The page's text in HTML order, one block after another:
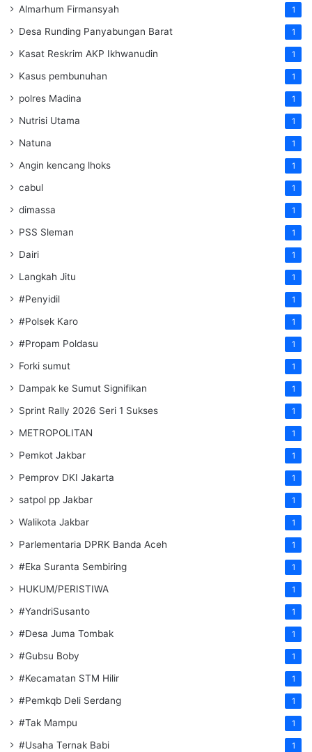
Almarhum Firmansyah 1
Desa Runding Panyabungan Barat 1
Kasat Reskrim AKP Ikhwanudin 1
Kasus pembunuhan 1
polres Madina 1
Nutrisi Utama 1
Natuna 1
Angin kencang lhoks 1
cabul 1
dimassa 1
PSS Sleman 1
Dairi 1
Langkah Jitu 1
#Penyidil 1
#Polsek Karo 1
#Propam Poldasu 1
Forki sumut 1
Dampak ke Sumut Signifikan 1
Sprint Rally 2026 Seri 1 Sukses 1
METROPOLITAN 1
Pemkot Jakbar 1
Pemprov DKI Jakarta 1
satpol pp Jakbar 1
Walikota Jakbar 1
Parlementaria DPRK Banda Aceh 1
#Eka Suranta Sembiring 1
HUKUM/PERISTIWA 1
#YandriSusanto 1
#Desa Juma Tombak 1
#Gubsu Boby 1
#Kecamatan STM Hilir 1
#Pemkqb Deli Serdang 1
#Tak Mampu 1
#Usaha Ternak Babi 1